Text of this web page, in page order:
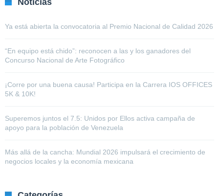
Noticias
Ya está abierta la convocatoria al Premio Nacional de Calidad 2026
“En equipo está chido”: reconocen a las y los ganadores del
Concurso Nacional de Arte Fotográfico
¡Corre por una buena causa! Participa en la Carrera IOS OFFICES
5K & 10K!
Superemos juntos el 7.5: Unidos por Ellos activa campaña de
apoyo para la población de Venezuela
Más allá de la cancha: Mundial 2026 impulsará el crecimiento de
negocios locales y la economía mexicana